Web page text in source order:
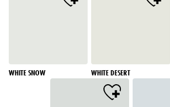
WHITE SNOW WHITE DESERT